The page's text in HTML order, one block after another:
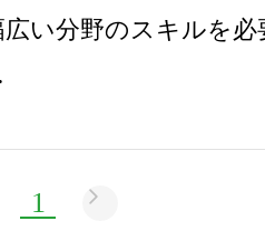
い分野のスキルを必
1